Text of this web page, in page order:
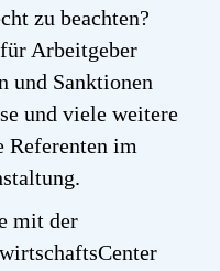
zu beachten?
Arbeitgeber
und Sanktionen
und viele weitere
Referenten im
mit der